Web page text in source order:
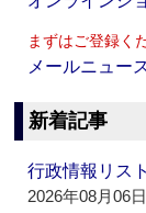
まずはご登録く
メールニュー
新着記事
行政情報リス
2026年08月06